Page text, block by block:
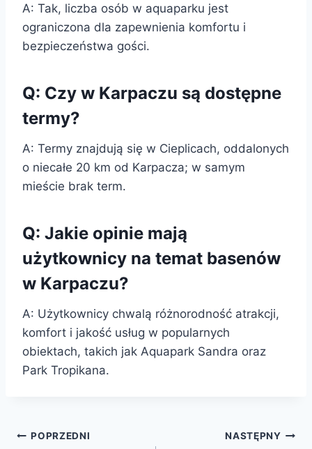
A: Tak, liczba osób w aquaparku jest
ograniczona dla zapewnienia komfortu i
bezpieczeństwa gości.
Q: Czy w Karpaczu są dostępne
termy?
A: Termy znajdują się w Cieplicach, oddalonych
o niecałe 20 km od Karpacza; w samym
mieście brak term.
Q: Jakie opinie mają
użytkownicy na temat basenów
w Karpaczu?
A: Użytkownicy chwalą różnorodność atrakcji,
komfort i jakość usług w popularnych
obiektach, takich jak Aquapark Sandra oraz
Park Tropikana.
Nawigacja
POPRZEDNI NASTĘPNY